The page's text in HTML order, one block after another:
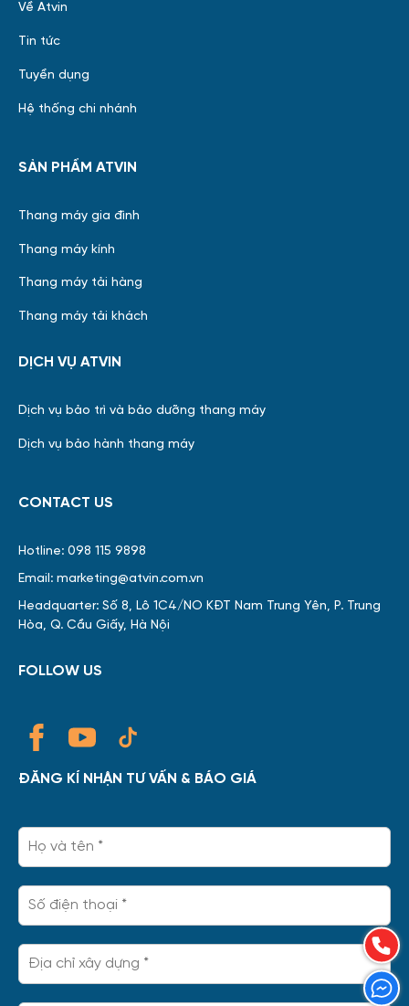
Về Atvin
Tin tức
Tuyển dụng
Hệ thống chi nhánh
SẢN PHẨM ATVIN
Thang máy gia đình
Thang máy kính
Thang máy tải hàng
Thang máy tải khách
DỊCH VỤ ATVIN
Dịch vụ bảo trì và bảo dưỡng thang máy
Dịch vụ bảo hành thang máy
CONTACT US
Hotline: 098 115 9898
Email: marketing@atvin.com.vn
Headquarter: Số 8, Lô 1C4/NO KĐT Nam Trung Yên, P. Trung
Hòa, Q. Cầu Giấy, Hà Nội
FOLLOW US
ĐĂNG KÍ NHẬN TƯ VẤN & BÁO GIÁ